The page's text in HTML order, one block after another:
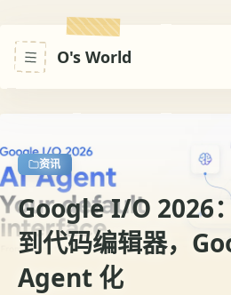
O's World
资讯
Google I/O 2026
到代码编辑器，
Agent 化